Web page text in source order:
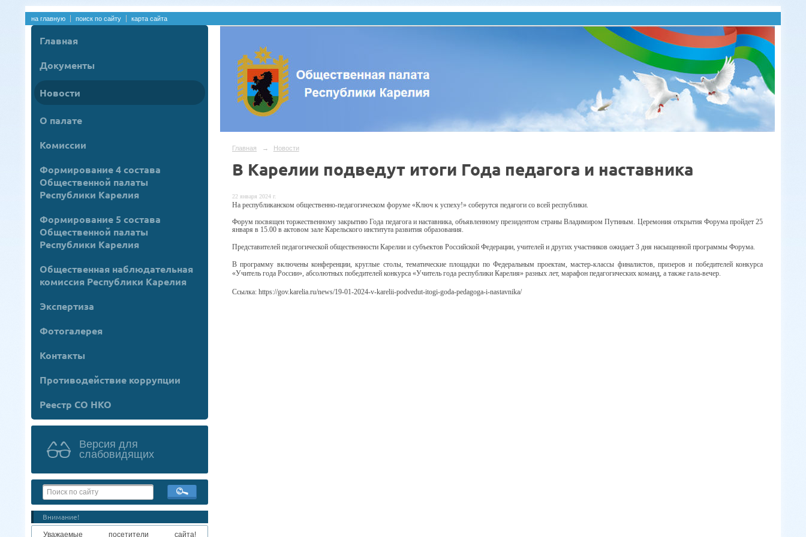
на главную поиск по сайту карта сайта
Главная
Документы
Новости
О палате
Комиссии
Формирование 4 состава
Общественной палаты
Республики Карелия
Формирование 5 состава
Общественной палаты
Республики Карелия
Общественная наблюдательная
комиссия Республики Карелия
Экспертиза
Фотогалерея
Контакты
Противодействие коррупции
Реестр СО НКО
Версия для
слабовидящих
Внимание!
Уважаемые посетители сайта!
Главная → Новости
В Карелии подведут итоги Года педагога и наставника
22 января 2024 г.
На республиканском общественно-педагогическом форуме «Ключ к успеху!» соберутся педагоги со всей республики.
Форум посвящен торжественному закрытию Года педагога и наставника, объявленному президентом страны Владимиром Путиным. Церемония открытия Форума пройдет25
января в 15.00 в актовом зале Карельского института развития образования.
Представителей педагогической общественности Карелии и субъектов Российской Федерации, учителей и других участников ожидает 3 дня насыщенной программы Форума.
В программу включены конференции, круглые столы, тематические площадки по Федеральным проектам, мастер-классы финалистов, призеров и победителей конкурса
«Учитель года России», абсолютных победителей конкурса «Учитель года республики Карелия» разных лет, марафон педагогических команд, а также гала-вечер.
Ссылка: https://gov.karelia.ru/news/19-01-2024-v-karelii-podvedut-itogi-goda-pedagoga-i-nastavnika/